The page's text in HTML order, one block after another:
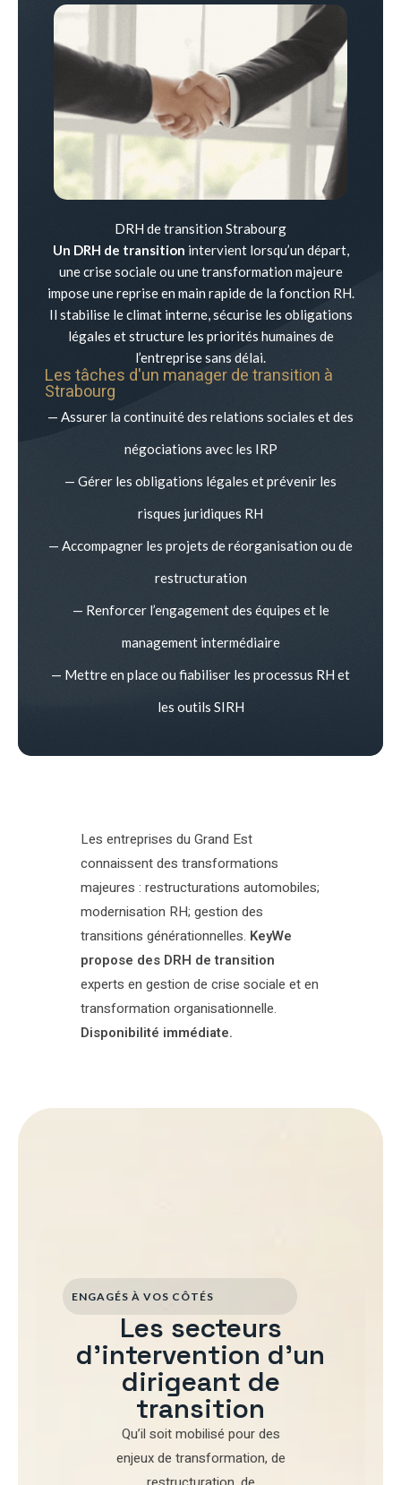
DRH de transition Strabourg
Un DRH de transition intervient lorsqu’un départ,
une crise sociale ou une transformation majeure
impose une reprise en main rapide de la fonction RH.
Il stabilise le climat interne, sécurise les obligations
légales et structure les priorités humaines de
l’entreprise sans délai.
Les tâches d'un manager de transition à
Strabourg
— Assurer la continuité des relations sociales et des
négociations avec les IRP
— Gérer les obligations légales et prévenir les
risques juridiques RH
— Accompagner les projets de réorganisation ou de
restructuration
— Renforcer l’engagement des équipes et le
management intermédiaire
— Mettre en place ou fiabiliser les processus RH et
les outils SIRH
Les entreprises du Grand Est
connaissent des transformations
majeures : restructurations automobiles;
modernisation RH; gestion des
transitions générationnelles. KeyWe
propose des DRH de transition
experts en gestion de crise sociale et en
transformation organisationnelle.
Disponibilité immédiate.
ENGAGÉS À VOS CÔTÉS
Les secteurs
d'intervention d'un
dirigeant de
transition
Qu’il soit mobilisé pourdes
enjeux de transformation, de